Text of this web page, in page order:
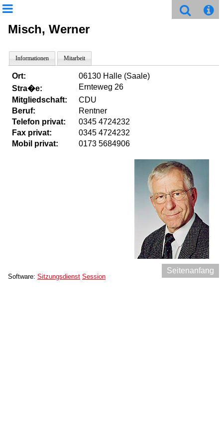
Misch, Werner
Informationen Mitarbeit
Ort:
06130 Halle (Saale)
Stra�e:
Ernteweg 26
Mitgliedschaft:
CDU
Beruf:
Rentner
Telefon privat:
0345 4724232
Fax privat:
0345 4724232
Mobil privat:
0173 5684906
Seitenanfang
Software: Sitzungsdienst Session